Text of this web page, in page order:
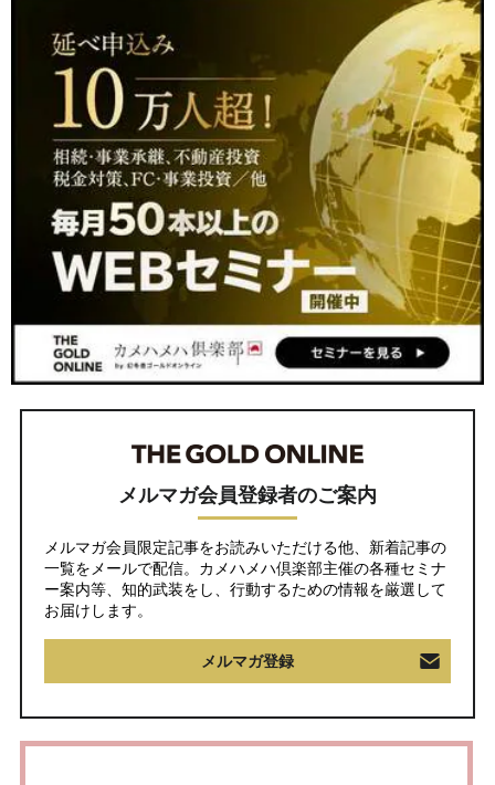
メルマガ会員登録者のご案内
メルマガ会員限定記事をお読みいただける他、新着記事の
一覧をメールで配信。カメハメハ倶楽部主催の各種セミナ
ー案内等、知的武装をし、行動するための情報を厳選して
お届けします。
メルマガ登録